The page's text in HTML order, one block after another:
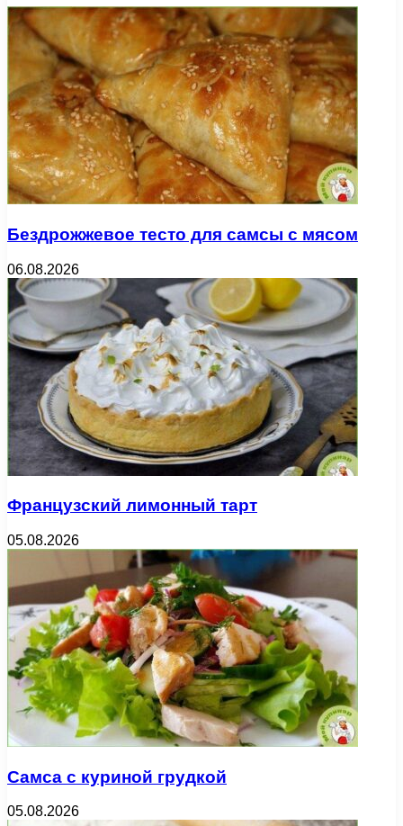
Бездрожжевое тесто для самсы с мясом
06.08.2026
Французский лимонный тарт
05.08.2026
Самса с куриной грудкой
05.08.2026